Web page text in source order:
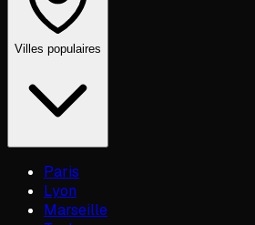
Villes populaires
Paris
Lyon
Marseille